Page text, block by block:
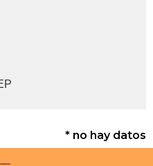
* no hay datos